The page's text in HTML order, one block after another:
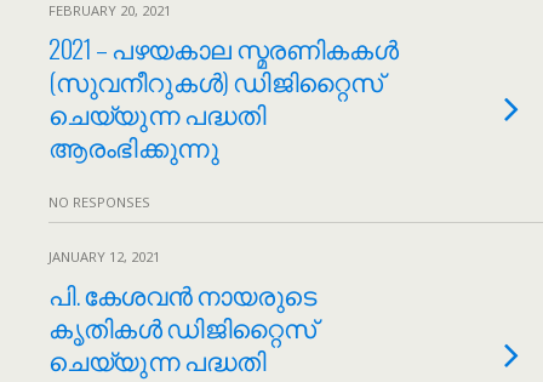
FEBRUARY 20, 2021
2021 – പഴയകാല സ്മരണികകൾ
(സുവനീറുകൾ) ഡിജിറ്റൈസ്
ചെയ്യുന്ന പദ്ധതി
ആരംഭിക്കുന്നു
NO RESPONSES
JANUARY 12, 2021
പി. കേശവൻ‌ നായരുടെ
കൃതികൾ ഡിജിറ്റൈസ്
ചെയ്യുന്ന പദ്ധതി